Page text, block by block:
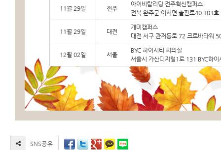
11월 29일 전주
아이비탑리딩 전주혁신캠퍼스
전북 완주군 이서면 출판로40 303호
11월 29일 대전
개미캠퍼스
대전 서구 관저동로 72 크로바타워
12월 02일 서울
BYC 하이시티 회의실
서울시 가산디지털1로 131 BYC하